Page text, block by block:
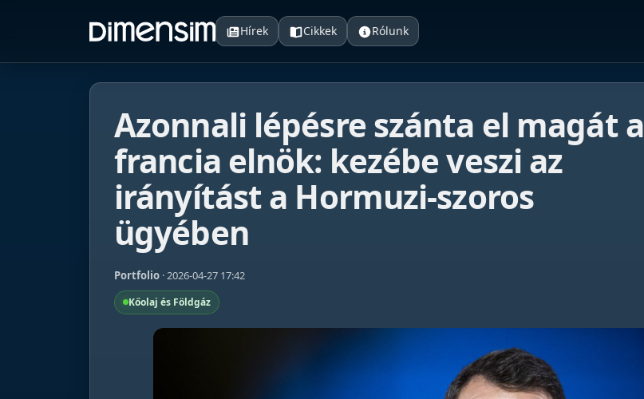
Hírek Cikkek Rólunk
Azonnali lépésre szánta el magát a
francia elnök: kezébe veszi az
irányítást a Hormuzi-szoros
ügyében
Portfolio · 2026-04-27 17:42
Kőolaj és Földgáz